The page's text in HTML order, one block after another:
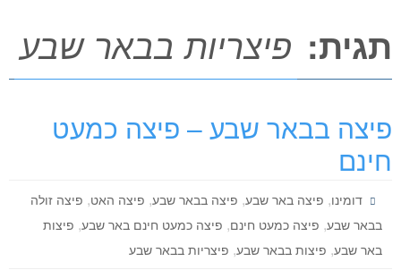
תגית: פיצריות בבאר שבע
פיצה בבאר שבע – פיצה כמעט
חינם
דומינו, פיצה באר שבע, פיצה בבאר שבע, פיצה האט, פיצה זולה
בבאר שבע, פיצה כמעט חינם, פיצה כמעט חינם באר שבע, פיצות
באר שבע, פיצות בבאר שבע, פיצריות בבאר שבע